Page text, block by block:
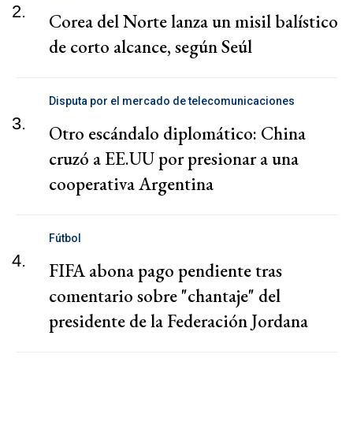
2.
Corea del Norte lanza un misil balístico
de corto alcance, según Seúl
3.
Disputa por el mercado de telecomunicaciones
Otro escándalo diplomático: China
cruzó a EE.UU por presionar a una
cooperativa Argentina
4.
Fútbol
FIFA abona pago pendiente tras
comentario sobre "chantaje" del
presidente de la Federación Jordana